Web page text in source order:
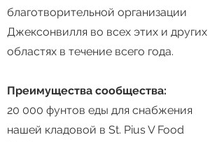
благотворительной организации
Джексонвилля во всех этих и других
областях в течение всего года.
Преимущества сообщества:
20 000 фунтов еды для снабжения
нашей кладовой в St. Pius V Food